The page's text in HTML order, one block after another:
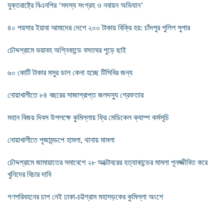
যুক্তরাষ্ট্রে বিএনপির ‘সদস্য সংগ্রহ ও নবায়ন অভিযান’
৪০ পয়সার ইয়াবা আমাদের দেশে ২০০ টাকায় বিক্রি হয়: চাঁদপুর পুলিশ সুপার
চৌদ্দগ্রামে ভয়াবহ অগ্নিকান্ডে বসতঘর পুড়ে ছাই
৬০ কোটি টাকার মসুর ডাল কেনা হচ্ছে টিসিবির জন্য
নোয়াখালীতে ৮৪ বছরের সাজাপ্রাপ্ত জলদস্যু গ্রেফতার
মহান বিজয় দিবস উপলক্ষে কুমিল্লায় ফ্রি মেডিকেল ক্যাম্প কর্মসূচি
নোয়াখালীতে পূজামন্ডপে হামলা, থানায় মামলা
চৌদ্দগ্রামে জামায়াতের সমাবেশে ২৮ অক্টোবরের হত্যাকান্ডের মামলা পূনজ্জীবিত করে
খুনিদের বিচার দাবি
গণপরিবহনের চাপ নেই ঢাকা-চট্টগ্রাম মহাসড়কের কুমিল্লা অংশে